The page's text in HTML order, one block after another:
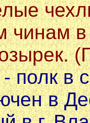
в
полк в
в